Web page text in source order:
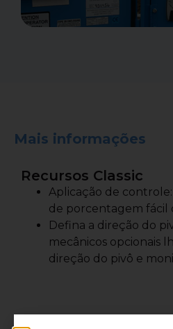
Mais informações
Recursos Classic
Aplicação de
de porcentagem fácil
Defina a direção do
mecânicos opcionais
direção do pivô e